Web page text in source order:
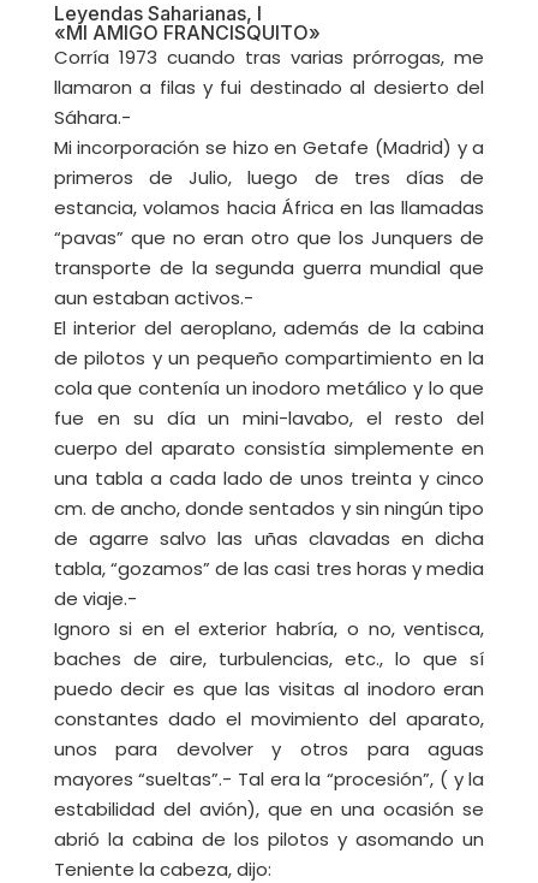
Leyendas Saharianas, I
«MI AMIGO FRANCISQUITO»
Corría 1973 cuando tras varias prórrogas, me
llamaron a filas y fui destinado al desierto del
Sáhara.-
Mi incorporación se hizo en Getafe (Madrid) y a
primeros de Julio, luego de tres días de
estancia, volamos hacia África en las llamadas
“pavas” que no eran otro que los Junquers de
transporte de la segunda guerra mundial que
aun estaban activos.-
El interior del aeroplano, además de la cabina
de pilotos y un pequeño compartimiento en la
cola que contenía un inodoro metálico y lo que
fue en su día un mini-lavabo, el resto del
cuerpo del aparato consistía simplemente en
una tabla a cada lado de unos treinta y cinco
cm. de ancho, donde sentados y sin ningún tipo
de agarre salvo las uñas clavadas en dicha
tabla, “gozamos” de las casi tres horas y media
de viaje.-
Ignoro si en el exterior habría, o no, ventisca,
baches de aire, turbulencias, etc., lo que sí
puedo decir es que las visitas al inodoro eran
constantes dado el movimiento del aparato,
unos para devolver y otros para aguas
mayores “sueltas”.- Tal era la “procesión”, ( y la
estabilidad del avión), que en una ocasión se
abrió la cabina de los pilotos y asomando un
Teniente la cabeza, dijo: